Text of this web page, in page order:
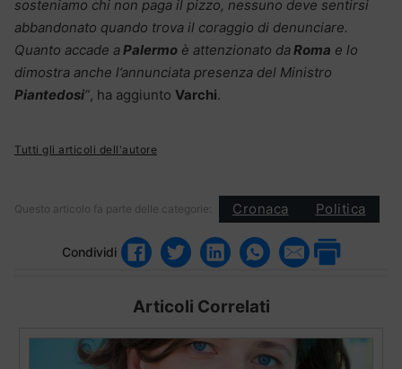
sosteniamo chi non paga il pizzo, nessuno deve sentirsi
abbandonato quando trova il coraggio di denunciare.
Quanto accade aPalermo è attenzionato daRoma e lo
dimostra anche l’annunciata presenza del Ministro
Piantedosi”, ha aggiunto Varchi.
Tutti gli articoli dell'autore
Questo articolo fa parte delle categorie: Cronaca Politica
Condividi
Articoli Correlati